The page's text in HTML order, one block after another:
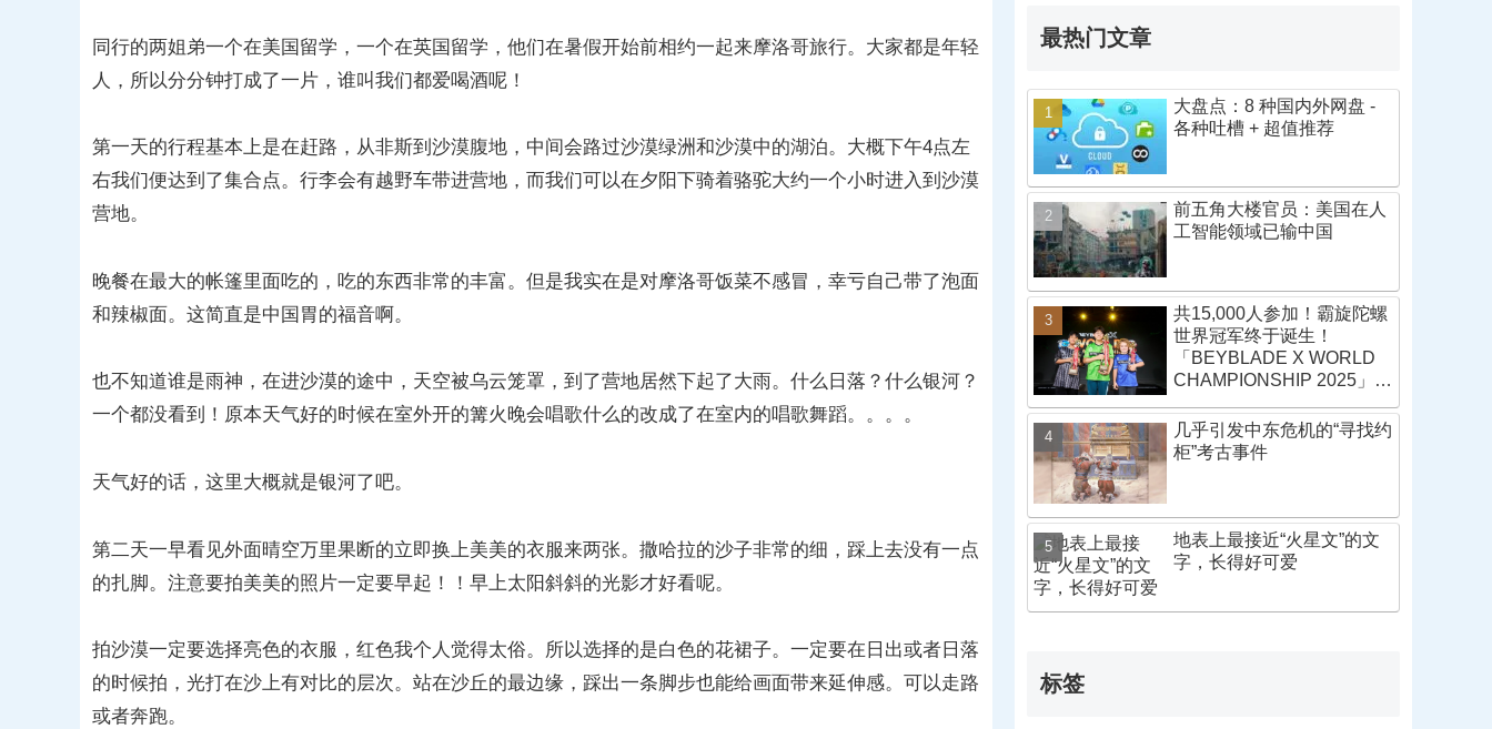
同行的两姐弟一个在美国留学，一个在英国留学，他们在暑假开始前相约一起来摩洛哥旅行。大家都是年轻
人，所以分分钟打成了一片，谁叫我们都爱喝酒呢！
第一天的行程基本上是在赶路，从非斯到沙漠腹地，中间会路过沙漠绿洲和沙漠中的湖泊。大概下午4点左
右我们便达到了集合点。行李会有越野车带进营地，而我们可以在夕阳下骑着骆驼大约一个小时进入到沙漠
营地。
晚餐在最大的帐篷里面吃的，吃的东西非常的丰富。但是我实在是对摩洛哥饭菜不感冒，幸亏自己带了泡面
和辣椒面。这简直是中国胃的福音啊。
也不知道谁是雨神，在进沙漠的途中，天空被乌云笼罩，到了营地居然下起了大雨。什么日落？什么银河？
一个都没看到！原本天气好的时候在室外开的篝火晚会唱歌什么的改成了在室内的唱歌舞蹈。。。。
天气好的话，这里大概就是银河了吧。
第二天一早看见外面晴空万里果断的立即换上美美的衣服来两张。撒哈拉的沙子非常的细，踩上去没有一点
的扎脚。注意要拍美美的照片一定要早起！！早上太阳斜斜的光影才好看呢。
拍沙漠一定要选择亮色的衣服，红色我个人觉得太俗。所以选择的是白色的花裙子。一定要在日出或者日落
的时候拍，光打在沙上有对比的层次。站在沙丘的最边缘，踩出一条脚步也能给画面带来延伸感。可以走路
或者奔跑。
最热门文章
大盘点：8 种国内外网盘 -
各种吐槽 + 超值推荐
前五角大楼官员：美国在人
工智能领域已输中国
共15,000人参加！霸旋陀螺
世界冠军终于诞生！
「BEYBLADE X WORLD
CHAMPIONSHIP 2025」战
几乎引发中东危机的“寻找约
柜”考古事件
地表上最接近“火星文”的文
字，长得好可爱
标签